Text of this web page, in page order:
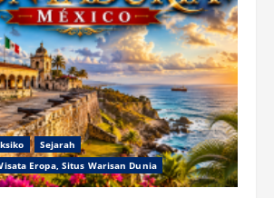
Sejarah
Eropa, Situs Warisan Dunia